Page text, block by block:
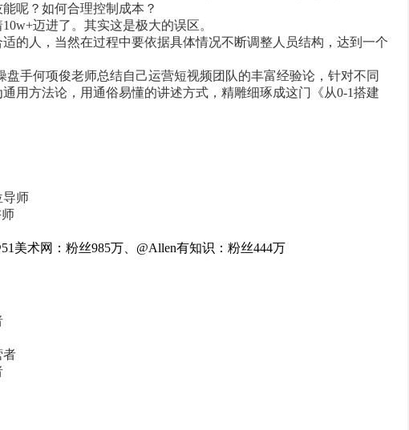
呢？如何合理控制成本？
迈进了。其实这是极大的误区。
的人，当然在过程中要依据具体情况不断调整人员结构，达到一个
手何项俊老师总结自己运营短视频团队的丰富经验论，针对不同
用方法论，用通俗易懂的讲述方式，精雕细琢成这门《从0-1搭建
导师
美术网：粉丝985万、@Allen有知识：粉丝444万
者